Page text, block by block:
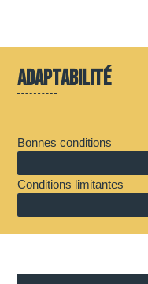
Adaptabilité
Bonnes conditions
Conditions limitantes